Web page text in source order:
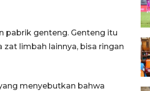
pabrik genteng. Genteng itu
limbah lainnya, bisa ringan
menyebutkan bahwa